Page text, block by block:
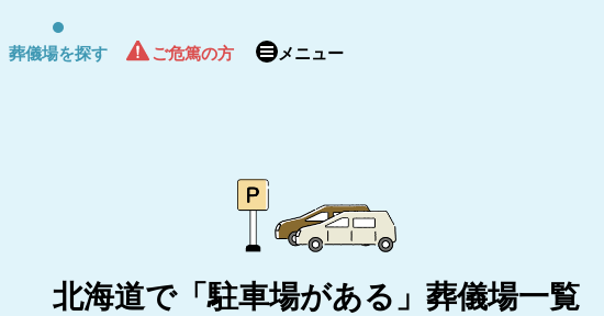
葬儀場を探す ご危篤の方 メニュー
北海道で「駐車場がある」葬儀場一覧
4.9